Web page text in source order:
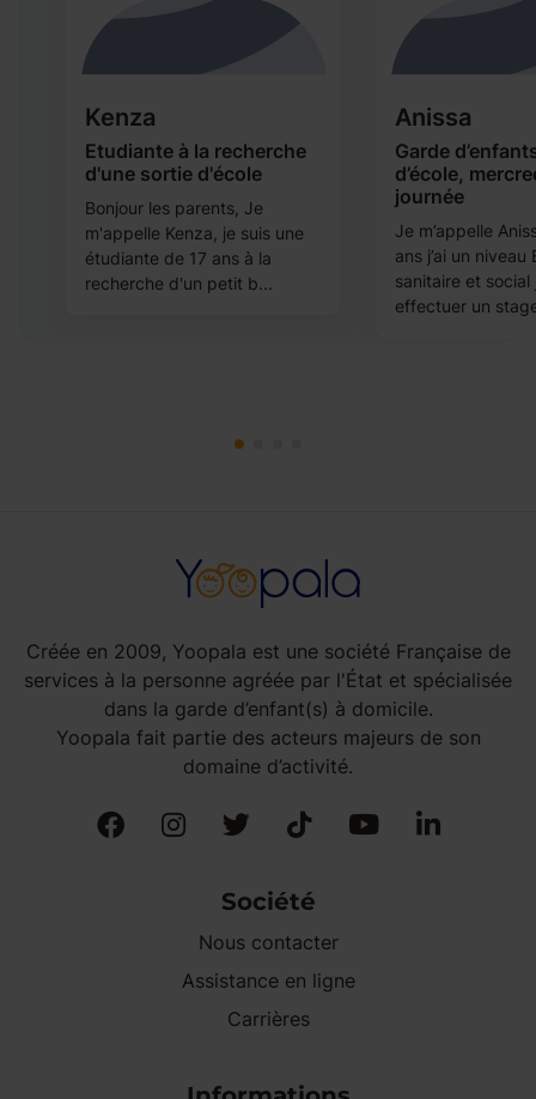
Kenza
Etudiante à la recherche
d'une sortie d'école
Bonjour les parents, Je
m'appelle Kenza, je suis une
étudiante de 17 ans à la
recherche d'un petit b...
Anissa
Garde
d’école,
journée
Je m’appelle
ans j’ai un niveau
sanitaire et social
effectuer un
Créée en 2009, Yoopala est une société Française de
services à la personne agréée par l'État et spécialisée
dans la garde d’enfant(s) à domicile.
Yoopala fait partie des acteurs majeurs de son
domaine d’activité.
Société
Nous contacter
Assistance en ligne
Carrières